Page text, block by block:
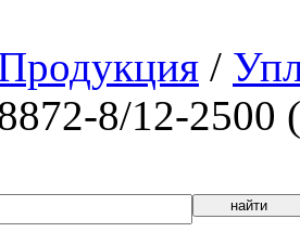
/
8/12-2500
найти